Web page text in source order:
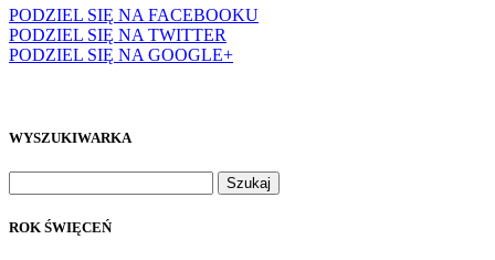
PODZIEL SIĘ NA FACEBOOKU
PODZIEL SIĘ NA TWITTER
PODZIEL SIĘ NA GOOGLE+
WYSZUKIWARKA
ROK ŚWIĘCEŃ